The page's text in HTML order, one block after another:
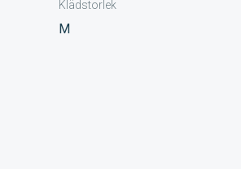
Klädstorlek
M